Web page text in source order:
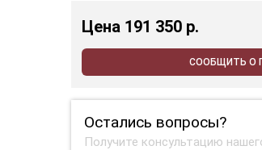
Цена 191 350 p.
СООБЩИТЬ О
Остались вопросы?
Получите консультацию